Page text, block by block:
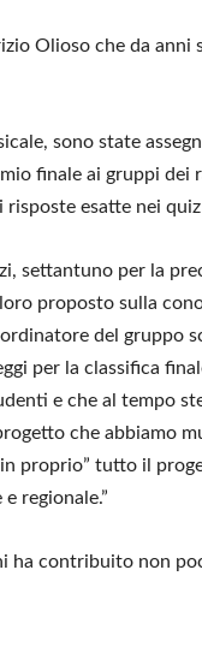
Olioso che da anni
sono state
finale ai gruppi dei
esatte nei
settantuno per la
proposto sulla
del gruppo
per la classifica
e che al tempo
che abbiamo
in proprio” tutto il
regionale.”
ha contribuito non